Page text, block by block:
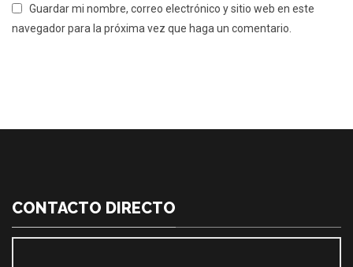
Guardar mi nombre, correo electrónico y sitio web en este
navegador para la próxima vez que haga un comentario.
CONTACTO DIRECTO